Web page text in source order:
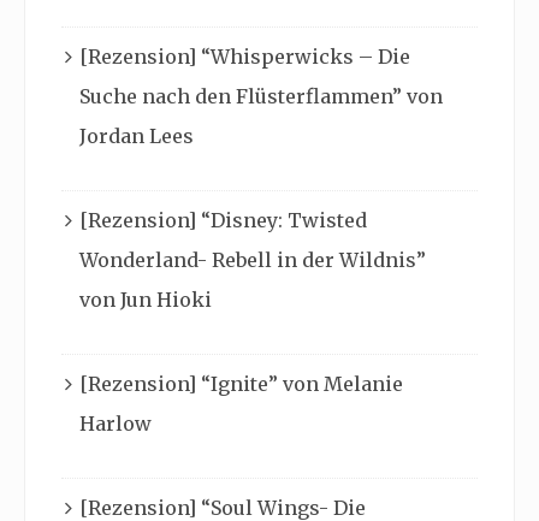
[Rezension] “Whisperwicks – Die
Suche nach den Flüsterflammen” von
Jordan Lees
[Rezension] “Disney: Twisted
Wonderland- Rebell in der Wildnis”
von Jun Hioki
[Rezension] “Ignite” von Melanie
Harlow
[Rezension] “Soul Wings- Die